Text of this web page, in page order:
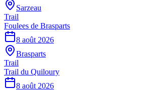
Sarzeau
Trail
Foulees de Brasparts
8 août 2026
Brasparts
Trail
Trail du Quiloury
8 août 2026